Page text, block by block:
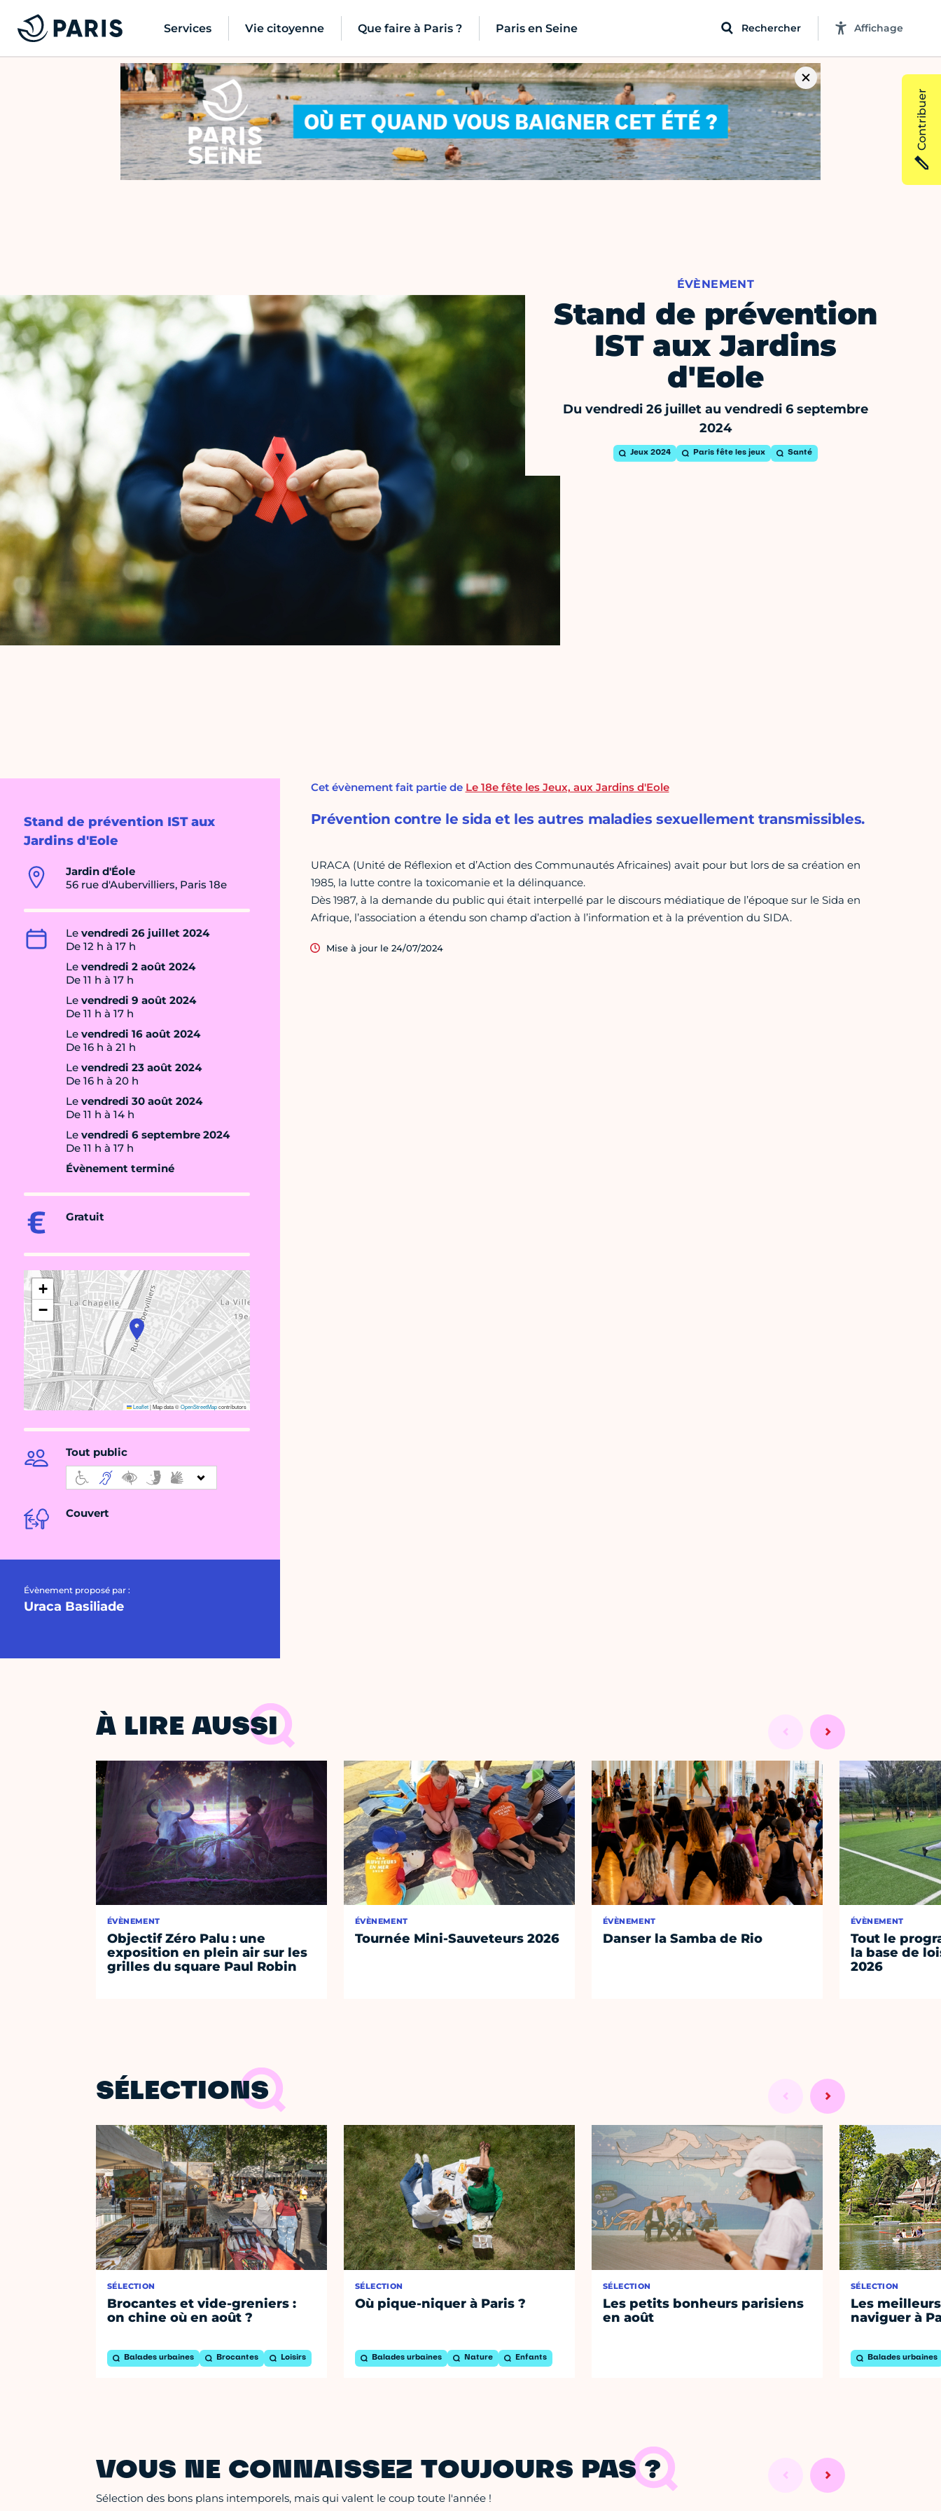
Services Vie citoyenne Que faire à Paris ? Paris en Seine Rechercher Affichage
ÉVÈNEMENT
Stand de prévention
IST aux Jardins
d'Eole
Du vendredi 26 juillet au vendredi 6 septembre
2024
Jeux 2024 Paris fête les jeux Santé
Stand de prévention IST aux
Jardins d'Eole
Jardin d'Éole
56 rue d'Aubervilliers, Paris 18e
Le vendredi 26 juillet 2024
De 12 h à 17 h
Le vendredi 2 août 2024
De 11 h à 17 h
Le vendredi 9 août 2024
De 11 h à 17 h
Le vendredi 16 août 2024
De 16 h à 21 h
Le vendredi 23 août 2024
De 16 h à 20 h
Le vendredi 30 août 2024
De 11 h à 14 h
Le vendredi 6 septembre 2024
De 11 h à 17 h
Évènement terminé
Gratuit
+
−
Leaflet|Map data ©OpenStreetMapcontributors
Tout public
Couvert
Évènement proposé par :
Uraca Basiliade
Cet évènement fait partie de Le 18e fête les Jeux, aux Jardins d'Eole
Prévention contre le sida et les autres maladies sexuellement transmissibles.
URACA (Unité de Réflexion et d’Action des Communautés Africaines) avait pour but lors de sa création en
1985, la lutte contre la toxicomanie et la délinquance.
Dès 1987, à la demande du public qui était interpellé par le discours médiatique de l’époque sur le Sida en
Afrique, l’association a étendu son champ d’action à l’information et à la prévention du SIDA.
Mise à jour le 24/07/2024
À LIRE AUSSI
ÉVÈNEMENT
Objectif Zéro Palu : une
exposition en plein air sur les
grilles du square Paul Robin
ÉVÈNEMENT
Tournée Mini-Sauveteurs 2026
ÉVÈNEMENT
Danser la Samba de Rio
ÉVÈNEMENT
Tout le
la base de
2026
SÉLECTIONS
SÉLECTION
Brocantes et vide-greniers :
on chine où en août ?
Balades urbaines Brocantes Loisirs
SÉLECTION
Où pique-niquer à Paris ?
Balades urbaines Nature Enfants
SÉLECTION
Les petits bonheurs parisiens
en août
SÉLECTION
Les
naviguer à
Balades urbaines
VOUS NE CONNAISSEZ TOUJOURS PAS ?
Sélection des bons plans intemporels, mais qui valent le coup toute l'année !
Contribuer